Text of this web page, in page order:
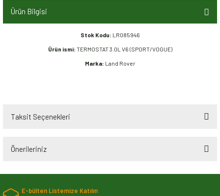
Ürün Bilgisi
Stok Kodu: LR085946
Ürün ismi: TERMOSTAT 3.0L V6 (SPORT/VOGUE)
Marka: Land Rover
Taksit Seçenekleri
Önerileriniz
Bu ürünün fiyat bilgisi, resim, ürün açıklamalarında ve diğer konularda
iletebilirsiniz.E-bülten Listemize Katılın